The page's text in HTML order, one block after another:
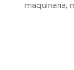
maquinaria,